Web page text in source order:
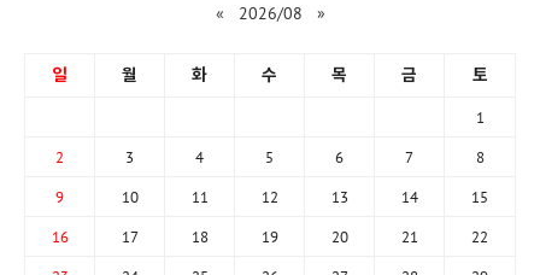
« 2026/08 »
일 월 화 수 목 금 토
1
2 3 4 5 6 7 8
9 10 11 12 13 14 15
16 17 18 19 20 21 22